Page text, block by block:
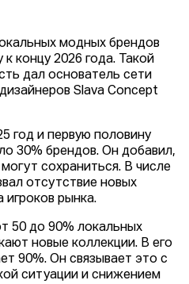
модных брендов
к концу 2026 года. Такой
дал основатель сети
Slava Concept
год и первую половину
30% брендов. Он добавил,
сохраниться. В числе
отсутствие новых
игроков рынка.
50 до 90% локальных
новые коллекции. В его
90%. Он связывает это с
ситуации и снижением